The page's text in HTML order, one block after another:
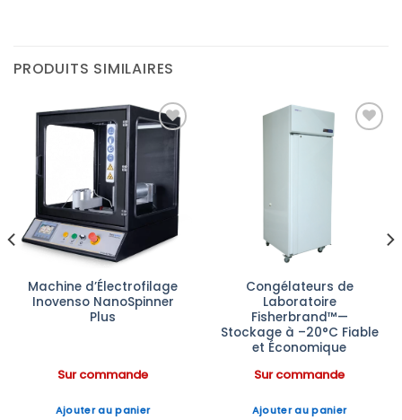
PRODUITS SIMILAIRES
Ajouter
à la liste
d’envies
Machine d’Électrofilage
Inovenso NanoSpinner
Plus
Sur commande
Ajouter au panier
Congélateurs de
Laboratoire
Fisherbrand™—
Stockage à –20°C Fiable
et Économique
Sur commande
Ajouter au panier